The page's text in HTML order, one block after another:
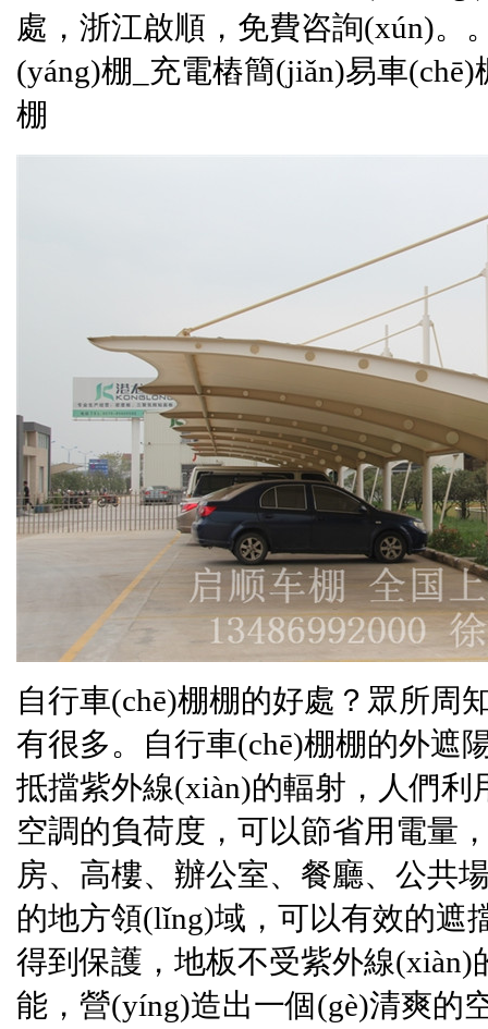
處， 浙江啟順 ，免費咨詢
(yáng)棚_充電樁簡(jiǎn)易車
棚
自行車(chē)棚棚的好處？眾所周知
有很多。
自行車(chē)棚棚的外遮
抵擋紫外線(xiàn)的輻射，人們
空調的負荷度，可以節省用電量
房、高樓、辦公室、餐廳
的地方領(lǐng)域，可以有效的
得到保護，地板不受紫外線(xiàn)
能，營(yíng)造出一個(gè)清爽的